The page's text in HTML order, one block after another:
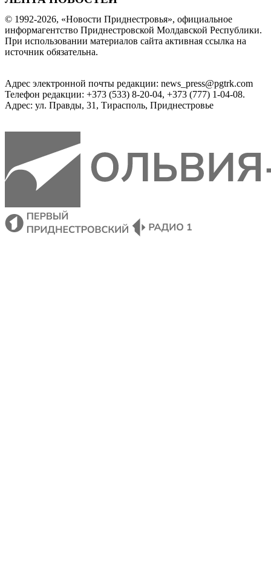
© 1992-2026, «Новости Приднестровья», официальное
информагентство Приднестровской Молдавской Республики.
При использовании материалов сайта активная ссылка на
источник обязательна.
Адрес электронной почты редакции: news_press@pgtrk.com
Телефон редакции: +373 (533) 8-20-04, +373 (777) 1-04-08.
Адрес: ул. Правды, 31, Тирасполь, Приднестровье